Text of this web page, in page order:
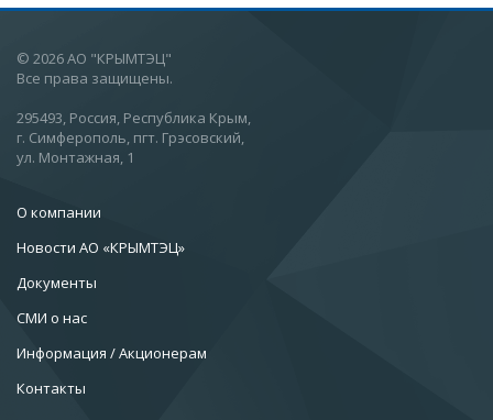
© 2026 АО "КРЫМТЭЦ"
Все права защищены.
295493, Россия, Республика Крым,
г. Симферополь, пгт. Грэсовский,
ул. Монтажная, 1
О компании
Новости АО «КРЫМТЭЦ»
Документы
СМИ о нас
Информация / Акционерам
Контакты